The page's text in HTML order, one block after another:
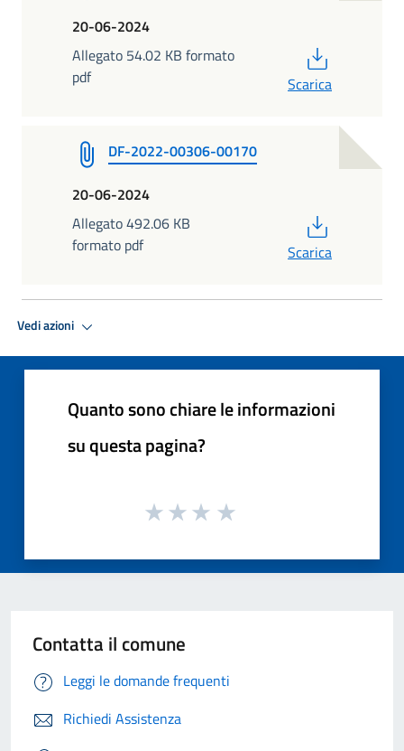
20-06-2024
Allegato 54.02 KB formato
pdf
Scarica
DF-2022-00306-00170
20-06-2024
Allegato 492.06 KB
formato pdf
Scarica
Vedi azioni
Quanto sono chiare le informazioni
su questa pagina?
Contatta il comune
Leggi le domande frequenti
Richiedi Assistenza